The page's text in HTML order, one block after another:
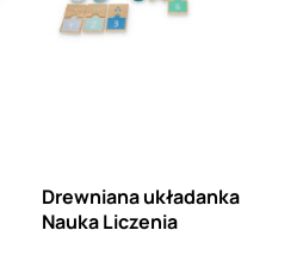
Drewniana układanka
Nauka Liczenia